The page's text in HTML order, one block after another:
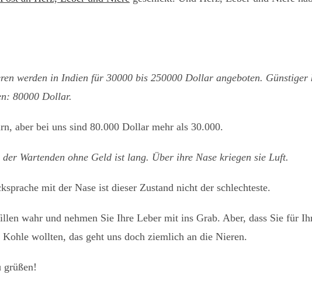
werden in Indien für 30000 bis 250000 Dollar angeboten. Günstiger
80000 Dollar.
aber bei uns sind 80.000 Dollar mehr als 30.000.
Wartenden ohne Geld ist lang. Über ihre Nase kriegen sie Luft.
mit der Nase ist dieser Zustand nicht der schlechteste.
wahr und nehmen Sie Ihre Leber mit ins Grab. Aber, dass Sie für
wollten, das geht uns doch ziemlich an die Nieren.
grüßen!